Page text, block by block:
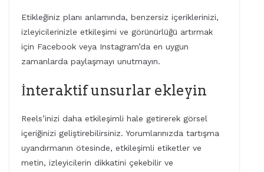
Etikleğiniz planı anlamında, benzersiz içeriklerinizi,
izleyicilerinizle etkileşimi ve görünürlüğü artırmak
için Facebook veya Instagram’da en uygun
zamanlarda paylaşmayı unutmayın.
İnteraktif unsurlar ekleyin
Reels’inizi daha etkileşimli hale getirerek görsel
içeriğinizi geliştirebilirsiniz. Yorumlarınızda tartışma
uyandırmanın ötesinde, etkileşimli etiketler ve
metin, izleyicilerin dikkatini çekebilir ve